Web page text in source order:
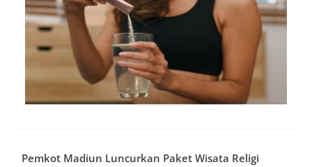
Pemkot Madiun Luncurkan Paket Wisata Religi